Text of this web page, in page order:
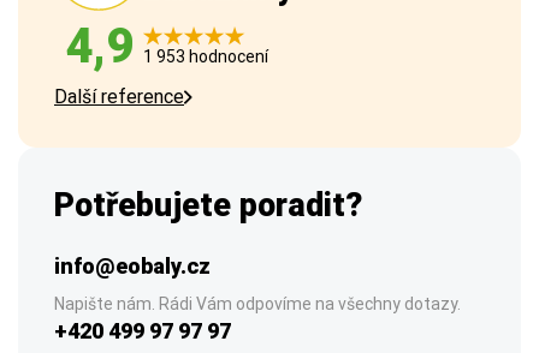
4,9 1 953 hodnocení
Další reference
Potřebujete poradit?
info@eobaly.cz
Napište nám. Rádi Vám odpovíme na všechny dotazy.
+420 499 97 97 97